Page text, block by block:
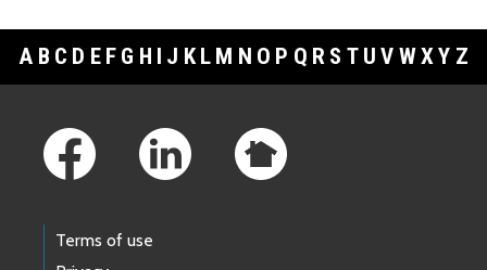
A B C D E F G H I J K L M N O P Q R S T U V WXY Z
Terms of use